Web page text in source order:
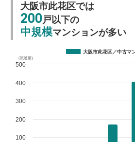
大阪市此花区では
200戸以下の
中規模マンションが多い
(流通量)
大阪市此花区／中古マ
100
200
300
400
500